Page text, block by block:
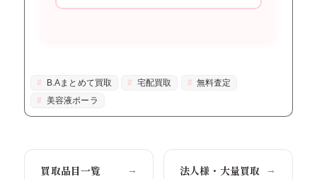
B.Aまとめて買取 宅配買取
無料査定
美容液ポーラ
買取品目一覧 → 法人様・大量買取 →